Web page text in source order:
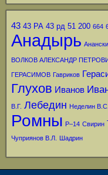
43 43 РА 43 рд 51 200 664
Анадырь
ВОЛКОВ АЛЕКСАНДР
ГЕРАСИМОВ Гавриков
Глухов Иванов
В.Г. Лебедин Неделин В.С.
Ромны Р–14 Свирин
Чуприянов В.Л. Шадрин